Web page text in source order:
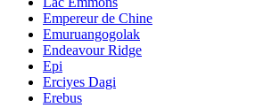
Empereur de Chine
Emuruangogolak
Endeavour Ridge
Epi
Erciyes Dagi
Erebus